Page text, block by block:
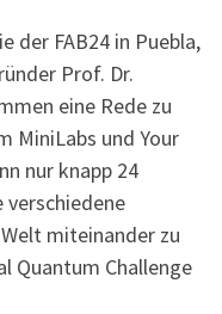
der FAB24 in Puebla,
Prof. Dr.
eine Rede zu
MiniLabs und Your
nur knapp 24
miteinander zu
Quantum Challenge